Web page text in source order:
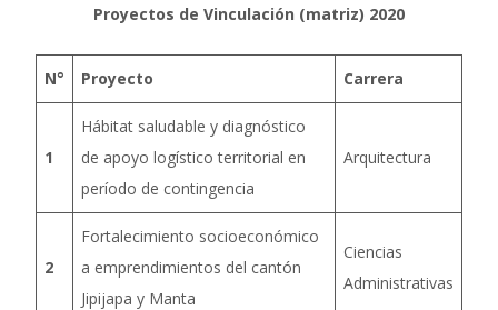
Proyectos de Vinculación (matriz) 2020
N° Proyecto Carrera
1
Hábitat saludable y diagnóstico
de apoyo logístico territorial en
período de contingencia
Arquitectura
2
Fortalecimiento socioeconómico
a emprendimientos del cantón
Jipijapa y Manta
Ciencias
Administrativas